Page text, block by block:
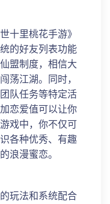
十里桃花手游》
的好友列表功能
盟制度，相信大
荡江湖。同时，
队任务等特定活
恋爱值可以让你
戏中，你不仅可
各种优秀、有趣
浪漫蜜恋。
玩法和系统配合